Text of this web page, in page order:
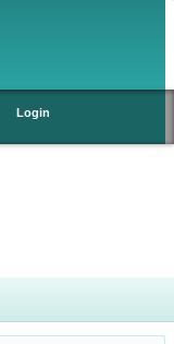
Login